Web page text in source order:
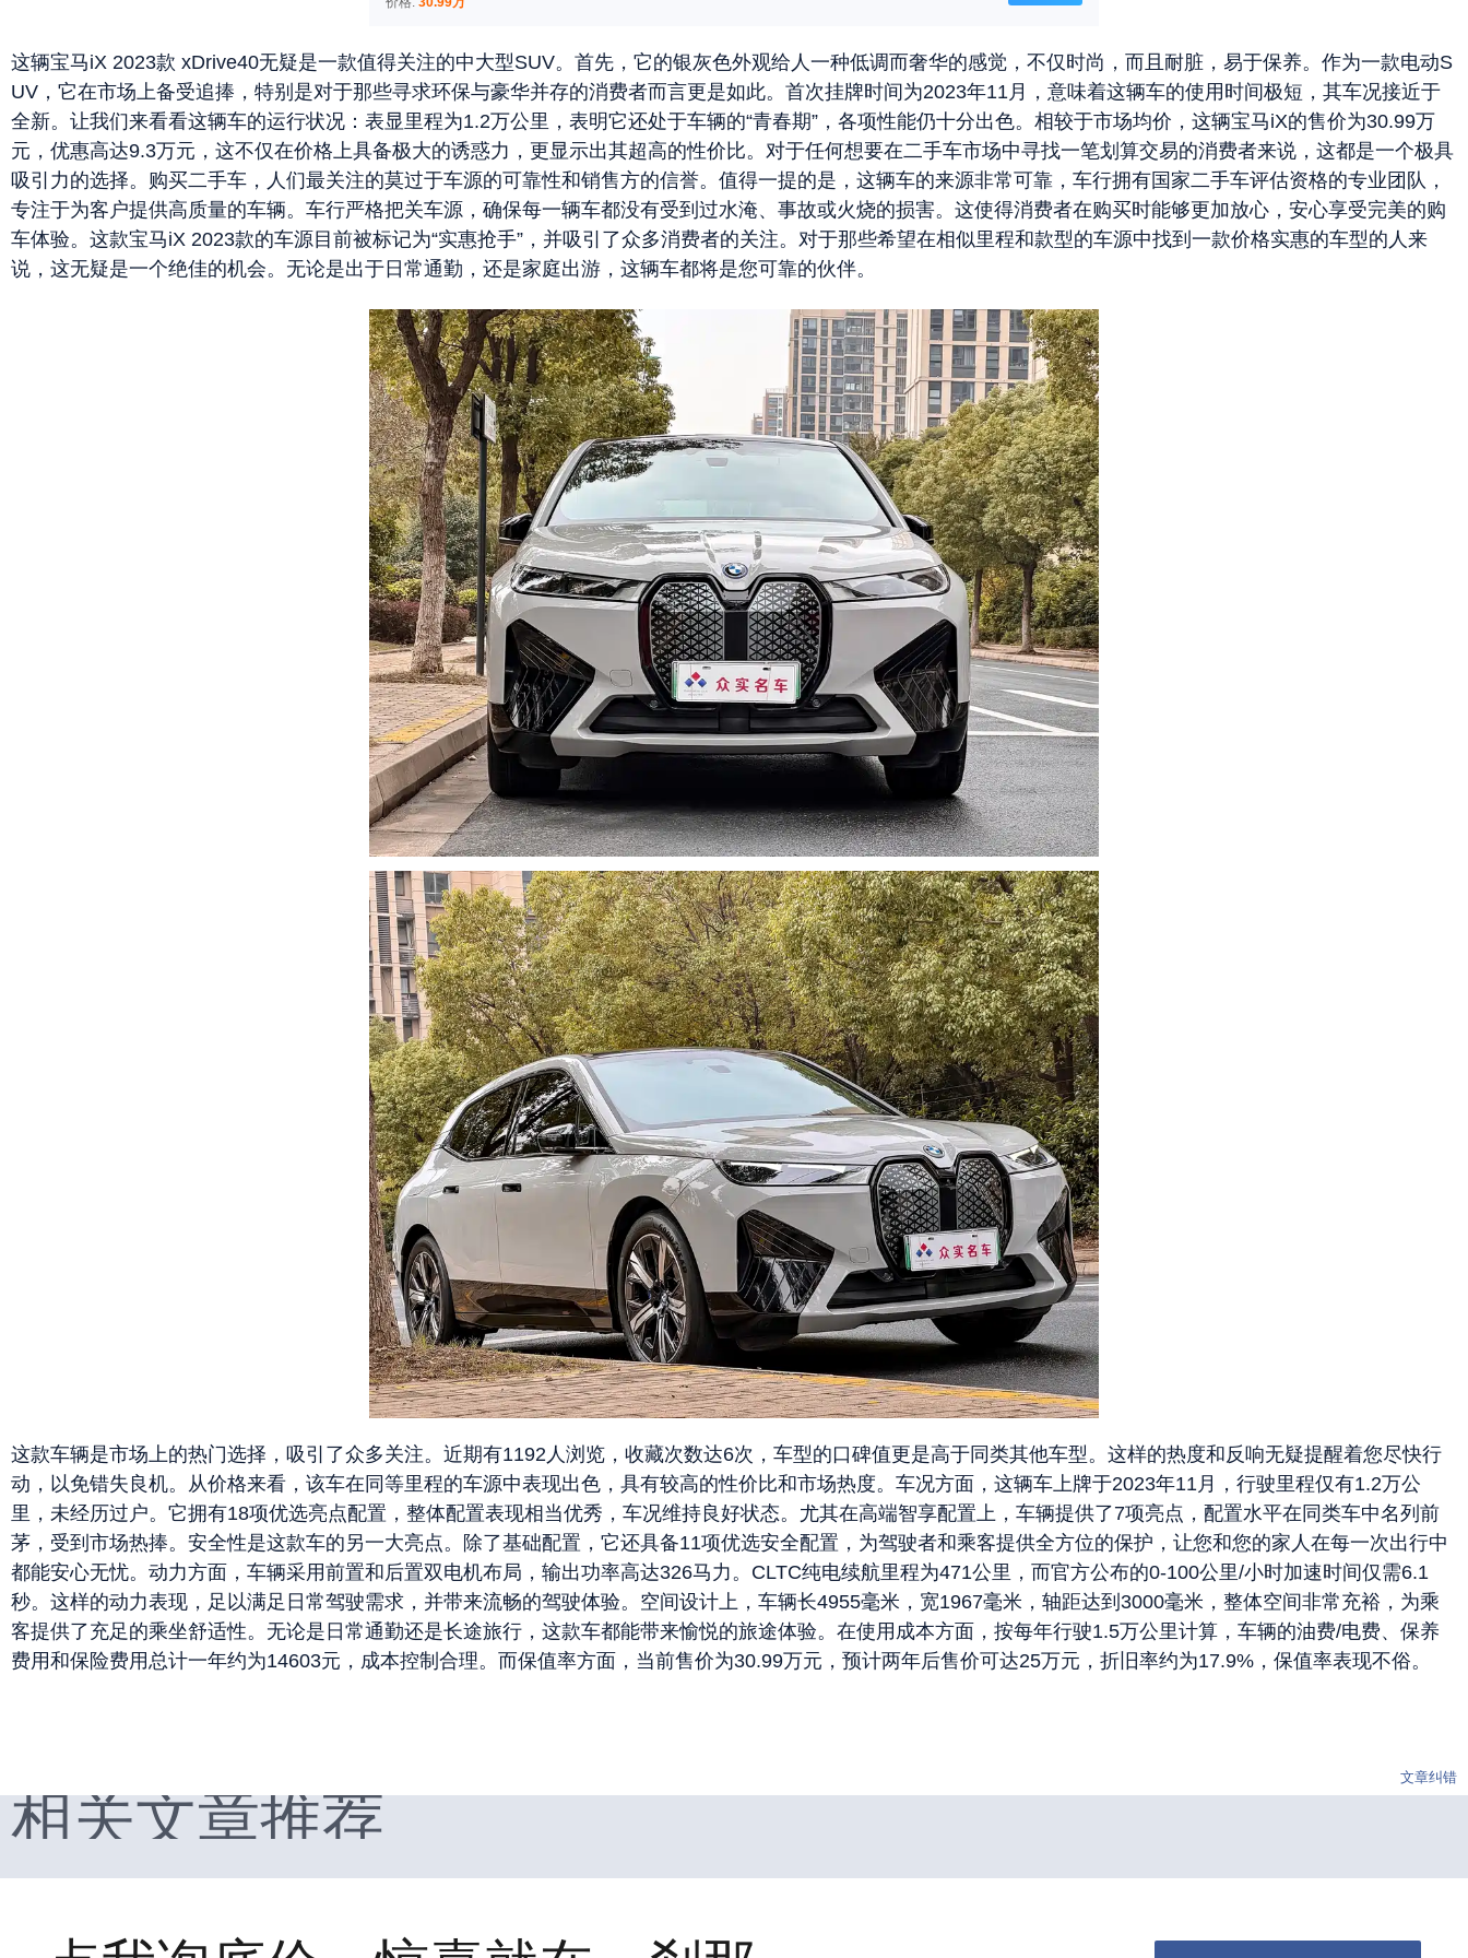
这辆宝马iX 2023款 xDrive40无疑是一款值得关注的中大型SUV。首先，它的银灰色外观给人一种低调而奢华的感觉，不仅时尚，而且耐脏，易于保养。作为一款电动S
UV，它在市场上备受追捧，特别是对于那些寻求环保与豪华并存的消费者而言更是如此。首次挂牌时间为2023年11月，意味着这辆车的使用时间极短，其车况接近于
全新。让我们来看看这辆车的运行状况：表显里程为1.2万公里，表明它还处于车辆的“青春期”，各项性能仍十分出色。相较于市场均价，这辆宝马iX的售价为30.99万
元，优惠高达9.3万元，这不仅在价格上具备极大的诱惑力，更显示出其超高的性价比。对于任何想要在二手车市场中寻找一笔划算交易的消费者来说，这都是一个极具
吸引力的选择。购买二手车，人们最关注的莫过于车源的可靠性和销售方的信誉。值得一提的是，这辆车的来源非常可靠，车行拥有国家二手车评估资格的专业团队，
专注于为客户提供高质量的车辆。车行严格把关车源，确保每一辆车都没有受到过水淹、事故或火烧的损害。这使得消费者在购买时能够更加放心，安心享受完美的购
车体验。这款宝马iX 2023款的车源目前被标记为“实惠抢手”，并吸引了众多消费者的关注。对于那些希望在相似里程和款型的车源中找到一款价格实惠的车型的人来
说，这无疑是一个绝佳的机会。无论是出于日常通勤，还是家庭出游，这辆车都将是您可靠的伙伴。
这款车辆是市场上的热门选择，吸引了众多关注。近期有1192人浏览，收藏次数达6次，车型的口碑值更是高于同类其他车型。这样的热度和反响无疑提醒着您尽快行
动，以免错失良机。从价格来看，该车在同等里程的车源中表现出色，具有较高的性价比和市场热度。车况方面，这辆车上牌于2023年11月，行驶里程仅有1.2万公
里，未经历过户。它拥有18项优选亮点配置，整体配置表现相当优秀，车况维持良好状态。尤其在高端智享配置上，车辆提供了7项亮点，配置水平在同类车中名列前
茅，受到市场热捧。安全性是这款车的另一大亮点。除了基础配置，它还具备11项优选安全配置，为驾驶者和乘客提供全方位的保护，让您和您的家人在每一次出行中
都能安心无忧。动力方面，车辆采用前置和后置双电机布局，输出功率高达326马力。CLTC纯电续航里程为471公里，而官方公布的0-100公里/小时加速时间仅需6.1
秒。这样的动力表现，足以满足日常驾驶需求，并带来流畅的驾驶体验。空间设计上，车辆长4955毫米，宽1967毫米，轴距达到3000毫米，整体空间非常充裕，为乘
客提供了充足的乘坐舒适性。无论是日常通勤还是长途旅行，这款车都能带来愉悦的旅途体验。在使用成本方面，按每年行驶1.5万公里计算，车辆的油费/电费、保养
费用和保险费用总计一年约为14603元，成本控制合理。而保值率方面，当前售价为30.99万元，预计两年后售价可达25万元，折旧率约为17.9%，保值率表现不俗。
文章纠错
相关文章推荐